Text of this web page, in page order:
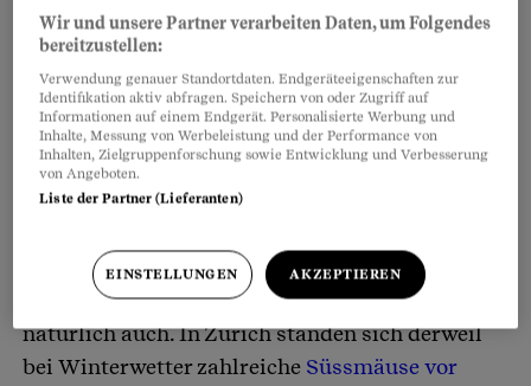
20min.ch, 21. November 2024
Je heisser der Trend, desto dreister die
Profiteure. «Dubai-Schokolade geschmuggelt!»
Ein Mann wollte 45 Kilogramm der Schoggi aus
Es gab bereits Einbrüche und Fälschungen
natürlich auch. In Zürich standen sich derweil
bei Winterwetter zahlreiche Süssmäuse vor
Wir und unsere Partner verarbeiten Daten, um Folgendes
bereitzustellen:
Verwendung genauer Standortdaten. Endgeräteeigenschaften zur
Identifikation aktiv abfragen. Speichern von oder Zugriff auf
Informationen auf einem Endgerät. Personalisierte Werbung und
Inhalte, Messung von Werbeleistung und der Performance von
Inhalten, Zielgruppenforschung sowie Entwicklung und Verbesserung
von Angeboten.
Liste der Partner (Lieferanten)
EINSTELLUNGEN AKZEPTIEREN